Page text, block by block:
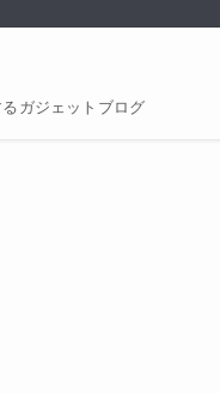
るガジェットブログ